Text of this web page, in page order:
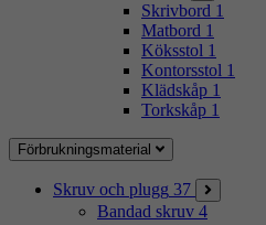
Skrivbord 1
Matbord 1
Köksstol 1
Kontorsstol 1
Klädskåp 1
Torkskåp 1
Förbrukningsmaterial
Skruv och plugg 37
Bandad skruv 4